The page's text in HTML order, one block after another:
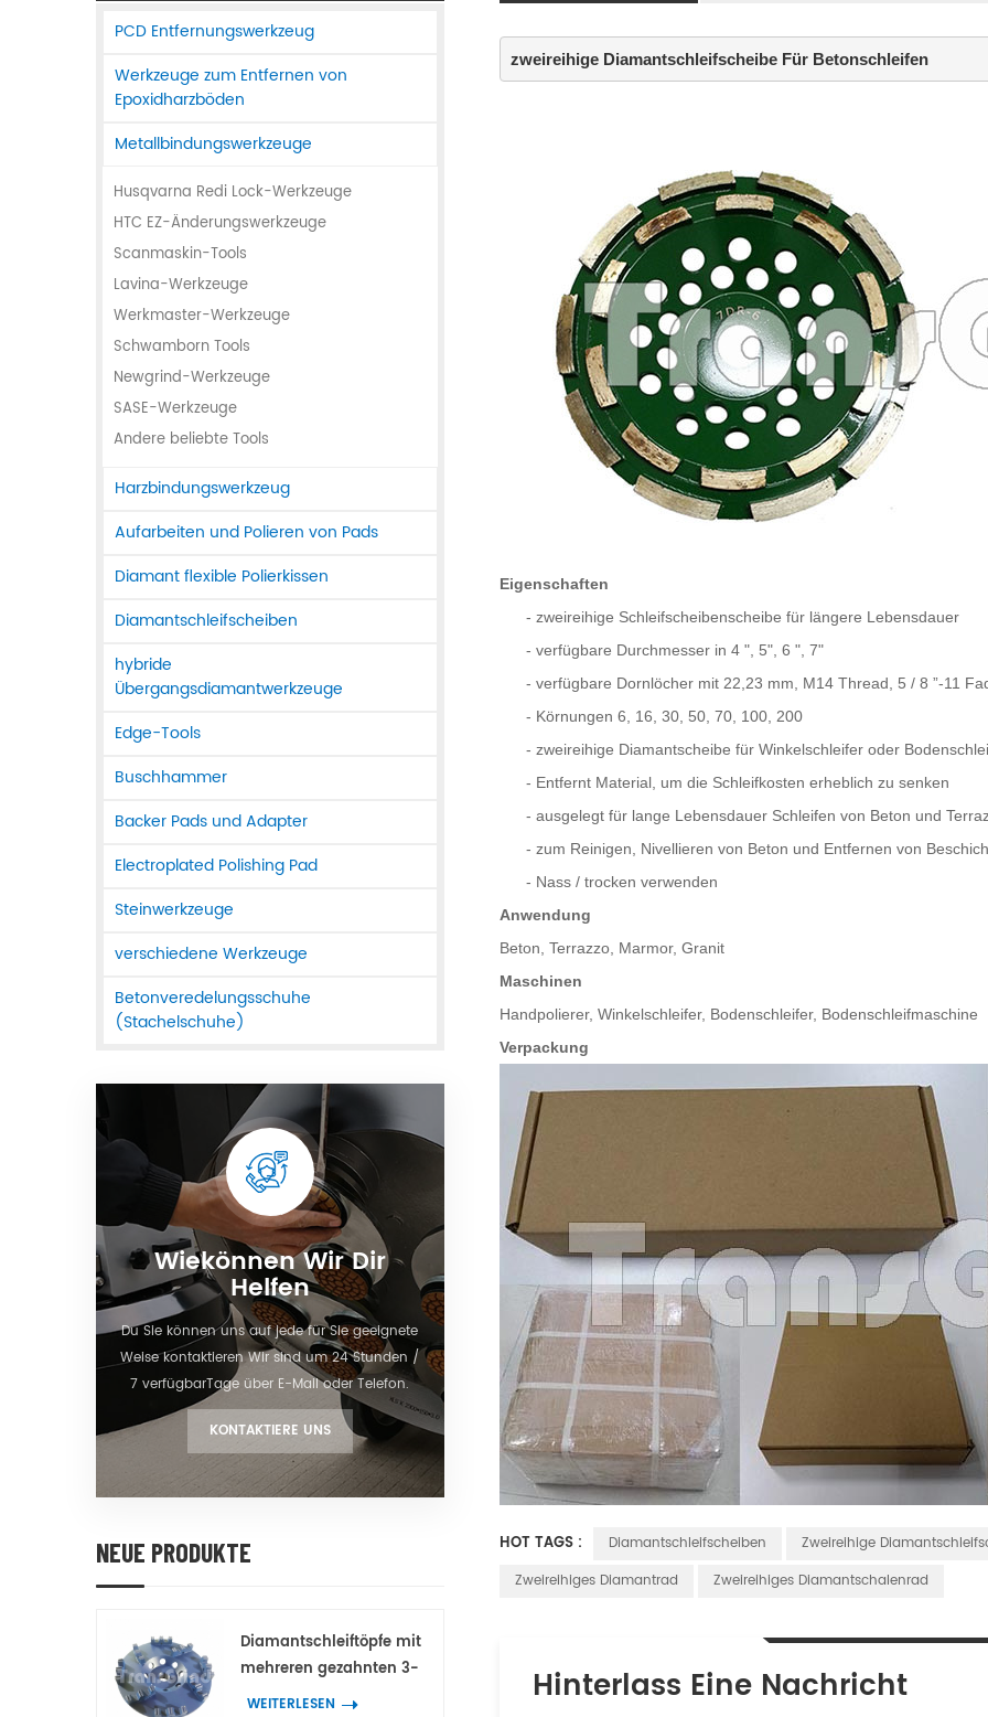
PCD Entfernungswerkzeug
Werkzeuge zum Entfernen von
Epoxidharzböden
Metallbindungswerkzeuge
Husqvarna Redi Lock-Werkzeuge
HTC EZ-Änderungswerkzeuge
Scanmaskin-Tools
Lavina-Werkzeuge
Werkmaster-Werkzeuge
Schwamborn Tools
Newgrind-Werkzeuge
SASE-Werkzeuge
Andere beliebte Tools
Harzbindungswerkzeug
Aufarbeiten und Polieren von Pads
Diamant flexible Polierkissen
Diamantschleifscheiben
hybride
Übergangsdiamantwerkzeuge
Edge-Tools
Buschhammer
Backer Pads und Adapter
Electroplated Polishing Pad
Steinwerkzeuge
verschiedene Werkzeuge
Betonveredelungsschuhe
(Stachelschuhe)
Wiekönnen Wir Dir
Helfen
Du Sie können uns auf jede für Sie geeignete
Weise kontaktieren Wir sind um 24 Stunden /
7 verfügbarTage über E-Mail oder Telefon.
KONTAKTIERE UNS
NEUE PRODUKTE
Diamantschleiftöpfe mit
mehreren gezahnten 3-
Spitzen-Doppelzahn-
WEITERLESEN
zweireihige Diamantschleifscheibe Für Betonschleifen
Eigenschaften
- zweireihige Schleifscheibenscheibe für längere Lebensdauer
- verfügbare Durchmesser in 4 ", 5", 6 ", 7"
- verfügbare Dornlöcher mit 22,23 mm, M14 Thread, 5 / 8 ”-11
- Körnungen 6, 16, 30, 50, 70, 100, 200
- zweireihige Diamantscheibe für Winkelschleifer oder
- Entfernt Material, um die Schleifkosten erheblich zu senken
- ausgelegt für lange Lebensdauer Schleifen von Beton und
- zum Reinigen, Nivellieren von Beton und Entfernen von
- Nass / trocken verwenden
Anwendung
Beton, Terrazzo, Marmor, Granit
Maschinen
Handpolierer, Winkelschleifer, Bodenschleifer, Bodenschleifmaschine
Verpackung
HOT TAGS : Diamantschleifscheiben Zweireihige
Zweireihiges Diamantrad
Zweireihiges Diamantschalenrad
Hinterlass Eine Nachricht